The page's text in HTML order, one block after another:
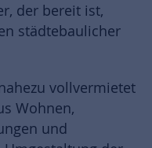
der bereit ist,
städtebaulicher
vollvermietet
Wohnen,
und